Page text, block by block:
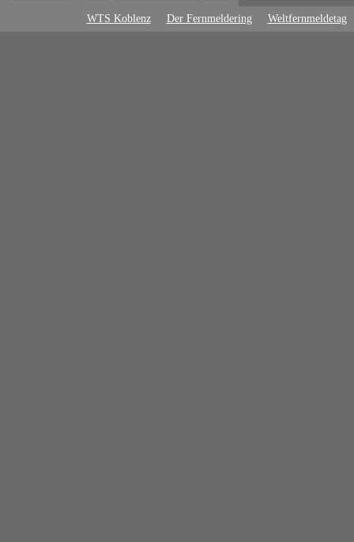
WTS Koblenz Der Fernmeldering Weltfernmeldetag